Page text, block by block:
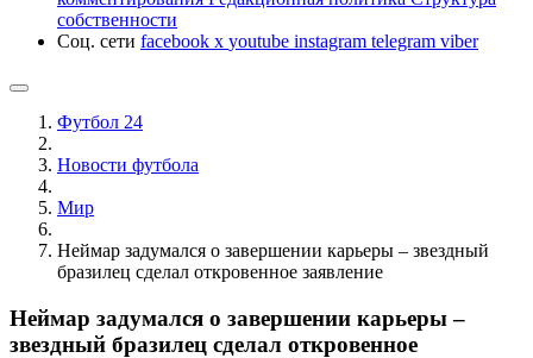
собственности
Соц. сети facebook x youtube instagram telegram viber
Футбол 24
Новости футбола
Мир
Неймар задумался о завершении карьеры – звездный
бразилец сделал откровенное заявление
Неймар задумался о завершении карьеры –
звездный бразилец сделал откровенное